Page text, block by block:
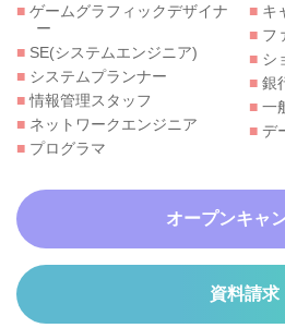
■ ゲームグラフィックデザイナ
ー
■ SE(システムエンジニア)
■ システムプランナー
■情報管理スタッフ
■ ネットワークエンジニア
■ プログラマ
■ キ
■ フ
■ シ
■ 銀
■ 一
■ デ
オープンキャ
資料請求